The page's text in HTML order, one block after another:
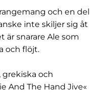
och en del
inte skiljer sig åt
snarare Ale som
och flöjt.
grekiska och
And The Hand Jive«